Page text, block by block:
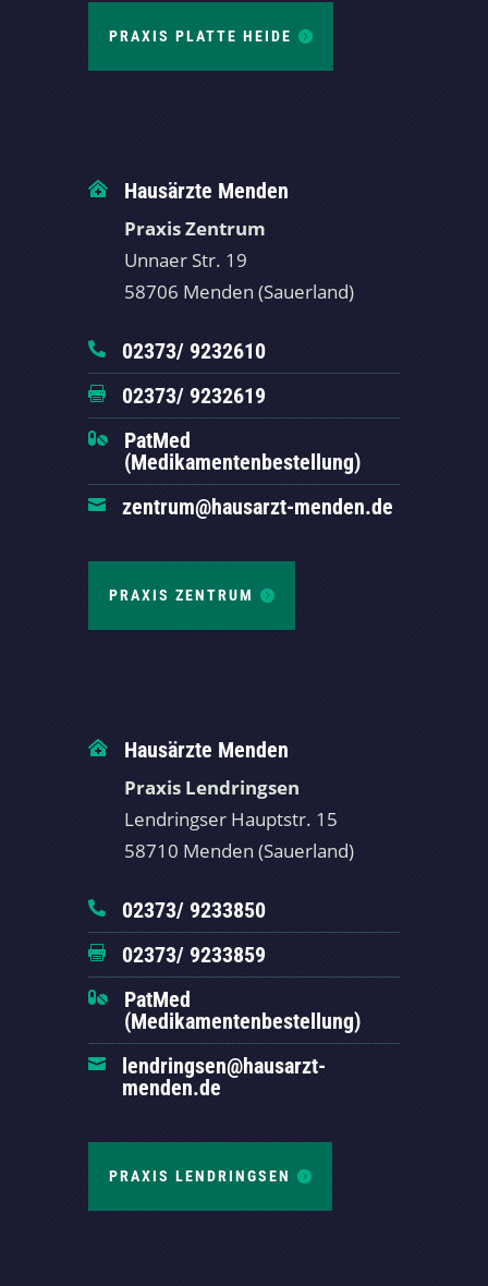
PRAXIS PLATTE HEIDE
 Hausärzte Menden
Praxis Zentrum
Unnaer Str. 19
58706 Menden (Sauerland)
 02373/ 9232610
 02373/ 9232619

PatMed
(Medikamentenbestellung)
 zentrum@hausarzt-menden.de
PRAXIS ZENTRUM
 Hausärzte Menden
Praxis Lendringsen
Lendringser Hauptstr. 15
58710 Menden (Sauerland)
 02373/ 9233850
 02373/ 9233859

PatMed
(Medikamentenbestellung)

lendringsen@hausarzt-
menden.de
PRAXIS LENDRINGSEN